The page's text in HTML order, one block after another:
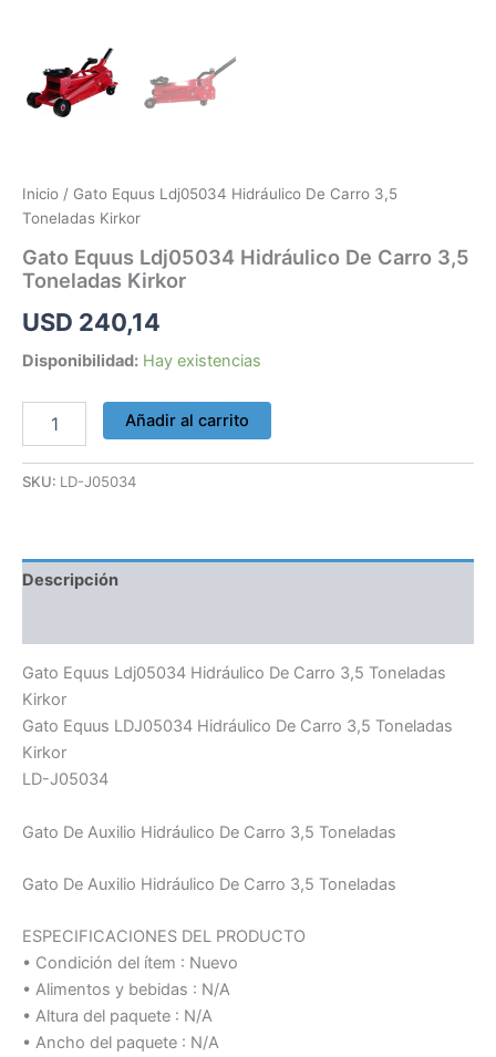
Inicio / Gato Equus Ldj05034 Hidráulico De Carro 3,5
Toneladas Kirkor
Gato Equus Ldj05034 Hidráulico De Carro 3,5
Toneladas Kirkor
USD 240,14
Disponibilidad: Hay existencias
Añadir al carrito
SKU: LD-J05034
Descripción
Gato Equus Ldj05034 Hidráulico De Carro 3,5 Toneladas
Kirkor
Gato Equus LDJ05034 Hidráulico De Carro 3,5 Toneladas
Kirkor
LD-J05034
Gato De Auxilio Hidráulico De Carro 3,5 Toneladas
Gato De Auxilio Hidráulico De Carro 3,5 Toneladas
ESPECIFICACIONES DEL PRODUCTO
• Condición del ítem : Nuevo
• Alimentos y bebidas : N/A
• Altura del paquete : N/A
• Ancho del paquete : N/A